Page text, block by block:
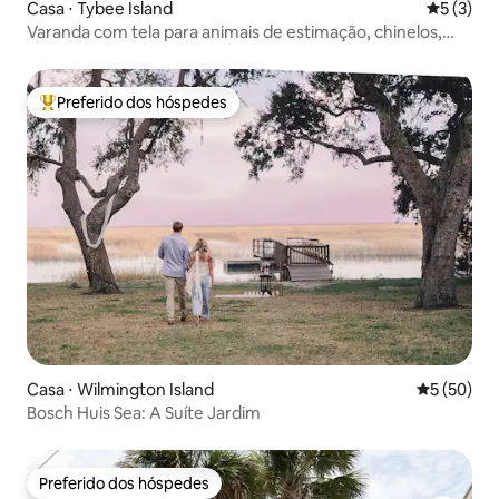
Casa ⋅ Tybee Island 5 de
5 (3)
Varanda com tela para animais de estimação, chinelos,
Entre os melhores preferidos dos hóspedes
Preferido dos hóspedes
Casa ⋅ Wilmington Island 5 de uma
5 (50)
Bosch Huis Sea: A Suíte Jardim
Preferido dos hóspedes
Preferido dos hóspedes